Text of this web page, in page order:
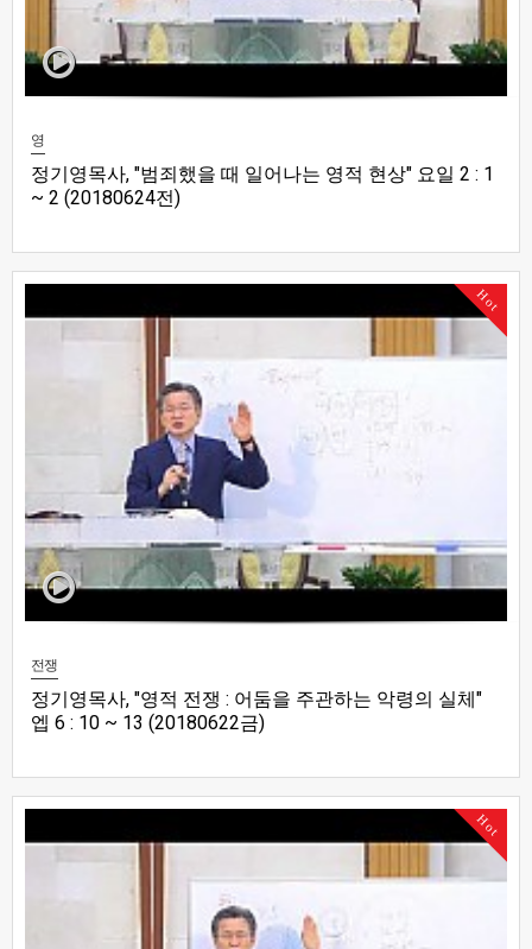
영
정기영목사, "범죄했을 때 일어나는 영적 현상" 요일 2 : 1
~ 2 (20180624전)
Hot
전쟁
정기영목사, "영적 전쟁 : 어둠을 주관하는 악령의 실체"
엡 6 : 10 ~ 13 (20180622금)
Hot